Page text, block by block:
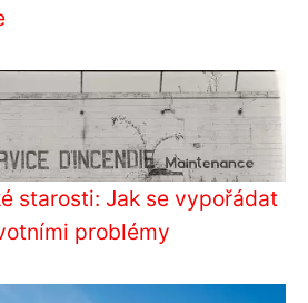
starosti: Jak se vypořádat
problémy